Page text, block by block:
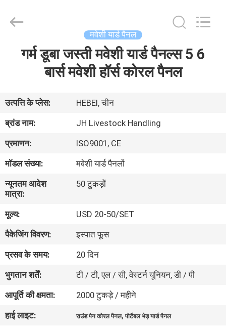
हमारे
बारे
कारखाना
गुणवत्ता
नियंत्रण
संपर्क
करें
products
Reserved.
मवेशी यार्ड पैनल
गर्म डूबा जस्ती मवेशी यार्ड पैनल्स 5 6
बार्स मवेशी हॉर्स कोरल पैनल
उत्पत्ति के प्लेस:
HEBEI, चीन
ब्रांड नाम:
JH Livestock Handling
प्रमाणन:
ISO9001, CE
मॉडल संख्या:
मवेशी यार्ड पैनलों
न्यूनतम आदेश
मात्रा:
50 टुकड़ों
मूल्य:
USD 20-50/SET
पैकेजिंग विवरण:
इस्पात फूस
प्रसव के समय:
20 दिन
भुगतान शर्तें:
टी / टी, एल / सी, वेस्टर्न यूनियन, डी / पी
आपूर्ति की क्षमता:
2000 टुकड़े / महीने
हाई लाइट:
राउंड पेन कोरल पैनल,पोर्टेबल भेड़ यार्ड पैनल